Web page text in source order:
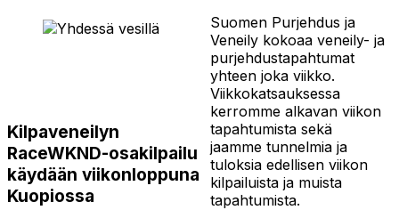
Kilpaveneilyn
RaceWKND-osakilpailu
käydään viikonloppuna
Kuopiossa
Suomen Purjehdus ja
Veneily kokoaa veneily- ja
purjehdustapahtumat
yhteen joka viikko.
Viikkokatsauksessa
kerromme alkavan viikon
tapahtumista sekä
jaamme tunnelmia ja
tuloksia edellisen viikon
kilpailuista ja muista
tapahtumista.